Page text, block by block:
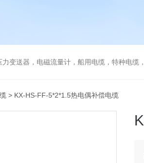
送器，电磁流量计，船用电缆，特种电缆，物
> KX-HS-FF-5*2*1.5热电偶补偿电缆